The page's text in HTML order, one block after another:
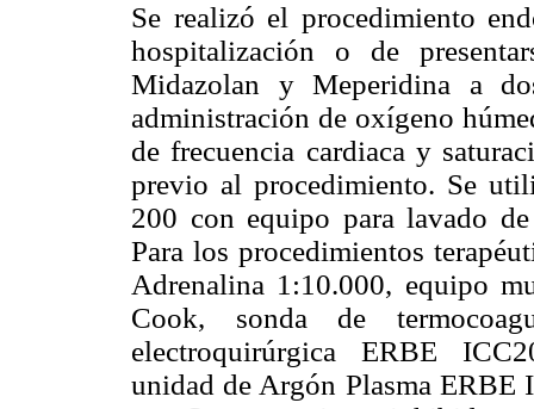
Se realizó el procedimiento
hospitalización o de
Midazolan y Meperidina a
administración de oxígeno
de frecuencia cardiaca y
previo al procedimiento. Se
200 con equipo para lavado
Para los procedimientos
Adrenalina 1:10.000, equipo
Cook, sonda de
electroquirúrgica ERBE
unidad de Argón Plasma ERBE